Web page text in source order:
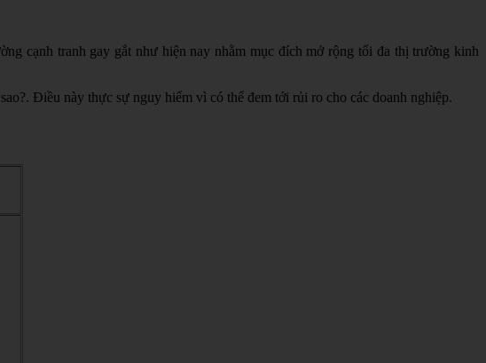
cạnh tranh gay gắt như hiện nay nhằm mục đích mở rộng tối đa thị trường kinh
Điều này thực sự nguy hiểm vì có thể đem tới rủi ro cho các doanh nghiệp.